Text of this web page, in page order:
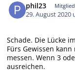
phil23 Mitglied
29. August 2020
Schade. Die Lücke
Fürs Gewissen
messen. Wenn 3
ausreichen.